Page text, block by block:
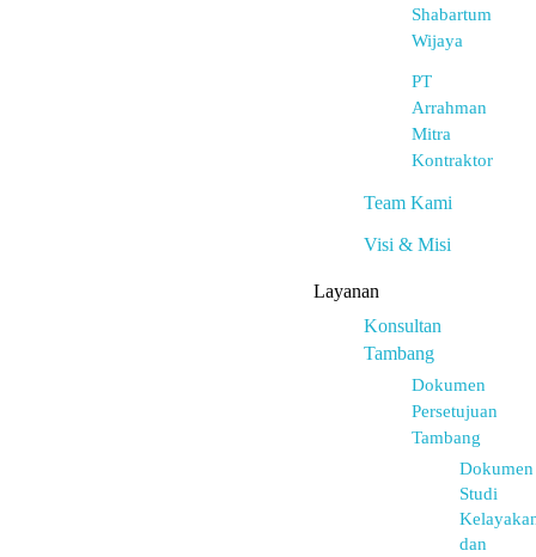
Shabartum
Wijaya
PT
Arrahman
Mitra
Kontraktor
Team Kami
Visi & Misi
Layanan
Konsultan
Tambang
Dokumen
Persetujuan
Tambang
Dokumen
Studi
dan